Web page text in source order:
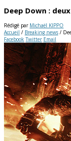
Deep Down :
Rédigé par Michaël KIPPO
Accueil / Breaking news /
Facebook Twitter Email